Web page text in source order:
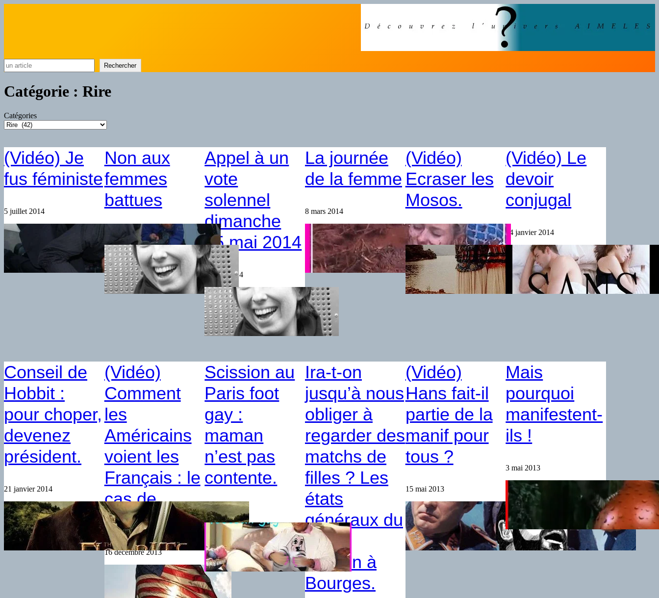
Rechercher
Catégorie : Rire
Catégories
(Vidéo) Je
fus féministe
5 juillet 2014
Non aux
femmes
battues
28 mai 2014
Appel à un
vote
solennel
dimanche
25 mai 2014
23 mai 2014
La journée
de la femme
8 mars 2014
(Vidéo)
Ecraser les
Mosos.
14 février 2014
(Vidéo) Le
devoir
conjugal
24 janvier 2014
Conseil de
Hobbit :
pour choper,
devenez
président.
21 janvier 2014
(Vidéo)
Comment
les
Américains
voient les
Français : le
cas de
Georges.
16 décembre 2013
Scission au
Paris foot
gay :
maman
n’est pas
contente.
25 juillet 2013
Ira-t-on
jusqu’à nous
obliger à
regarder des
matchs de
filles ? Les
états
généraux du
sport
féminin à
Bourges.
(Vidéo)
Hans fait-il
partie de la
manif pour
tous ?
15 mai 2013
Mais
pourquoi
manifestent-
ils !
3 mai 2013